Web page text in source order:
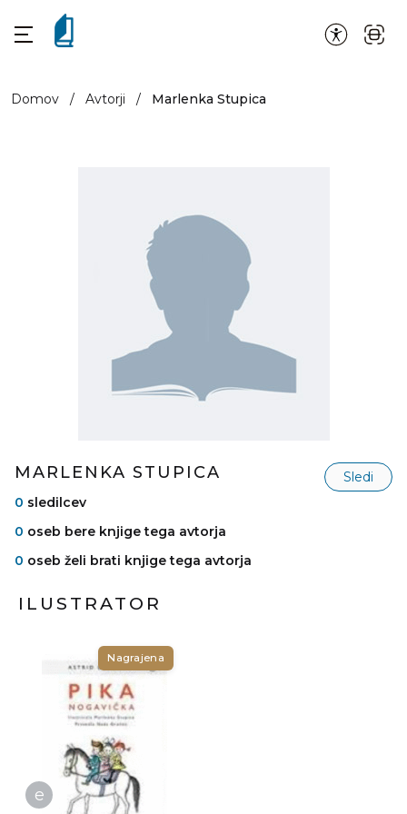
Domov / Avtorji / Marlenka Stupica
MARLENKA STUPICA
Sledi
0 sledilcev
0 oseb bere knjige tega avtorja
0 oseb želi brati knjige tega avtorja
ILUSTRATOR
Nagrajena
e